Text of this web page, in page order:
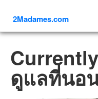
2Madames.com
ภาคเหนือ
ภาคใต้
ดูแลที่นอ